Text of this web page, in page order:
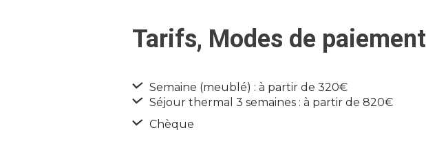
Tarifs, Modes de paiement
Semaine (meublé) : à partir de 320€
Séjour thermal 3 semaines : à partir de 820€
Chèque